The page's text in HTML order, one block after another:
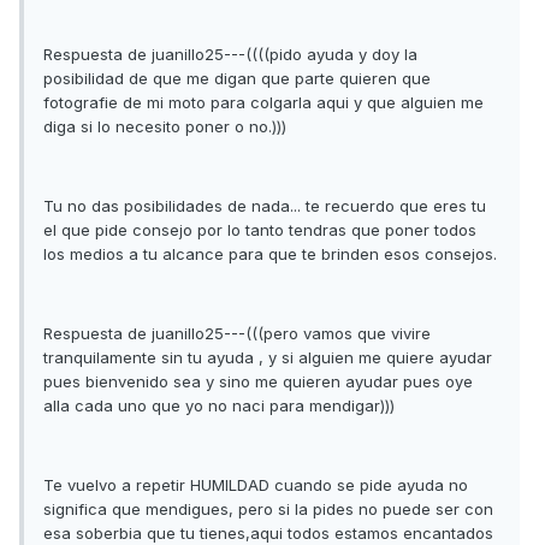
Respuesta de juanillo25---((((pido ayuda y doy la
posibilidad de que me digan que parte quieren que
fotografie de mi moto para colgarla aqui y que alguien me
diga si lo necesito poner o no.)))
Tu no das posibilidades de nada... te recuerdo que eres tu
el que pide consejo por lo tanto tendras que poner todos
los medios a tu alcance para que te brinden esos consejos.
Respuesta de juanillo25---(((pero vamos que vivire
tranquilamente sin tu ayuda , y si alguien me quiere ayudar
pues bienvenido sea y sino me quieren ayudar pues oye
alla cada uno que yo no naci para mendigar)))
Te vuelvo a repetir HUMILDAD cuando se pide ayuda no
significa que mendigues, pero si la pides no puede ser con
esa soberbia que tu tienes,aqui todos estamos encantados